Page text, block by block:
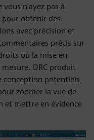
n'ayez pas à
pour obtenir des
avec précision et
précis sur
où la mise en
DRC produit
conception potentiels,
zoomer la vue de
et mettre en évidence